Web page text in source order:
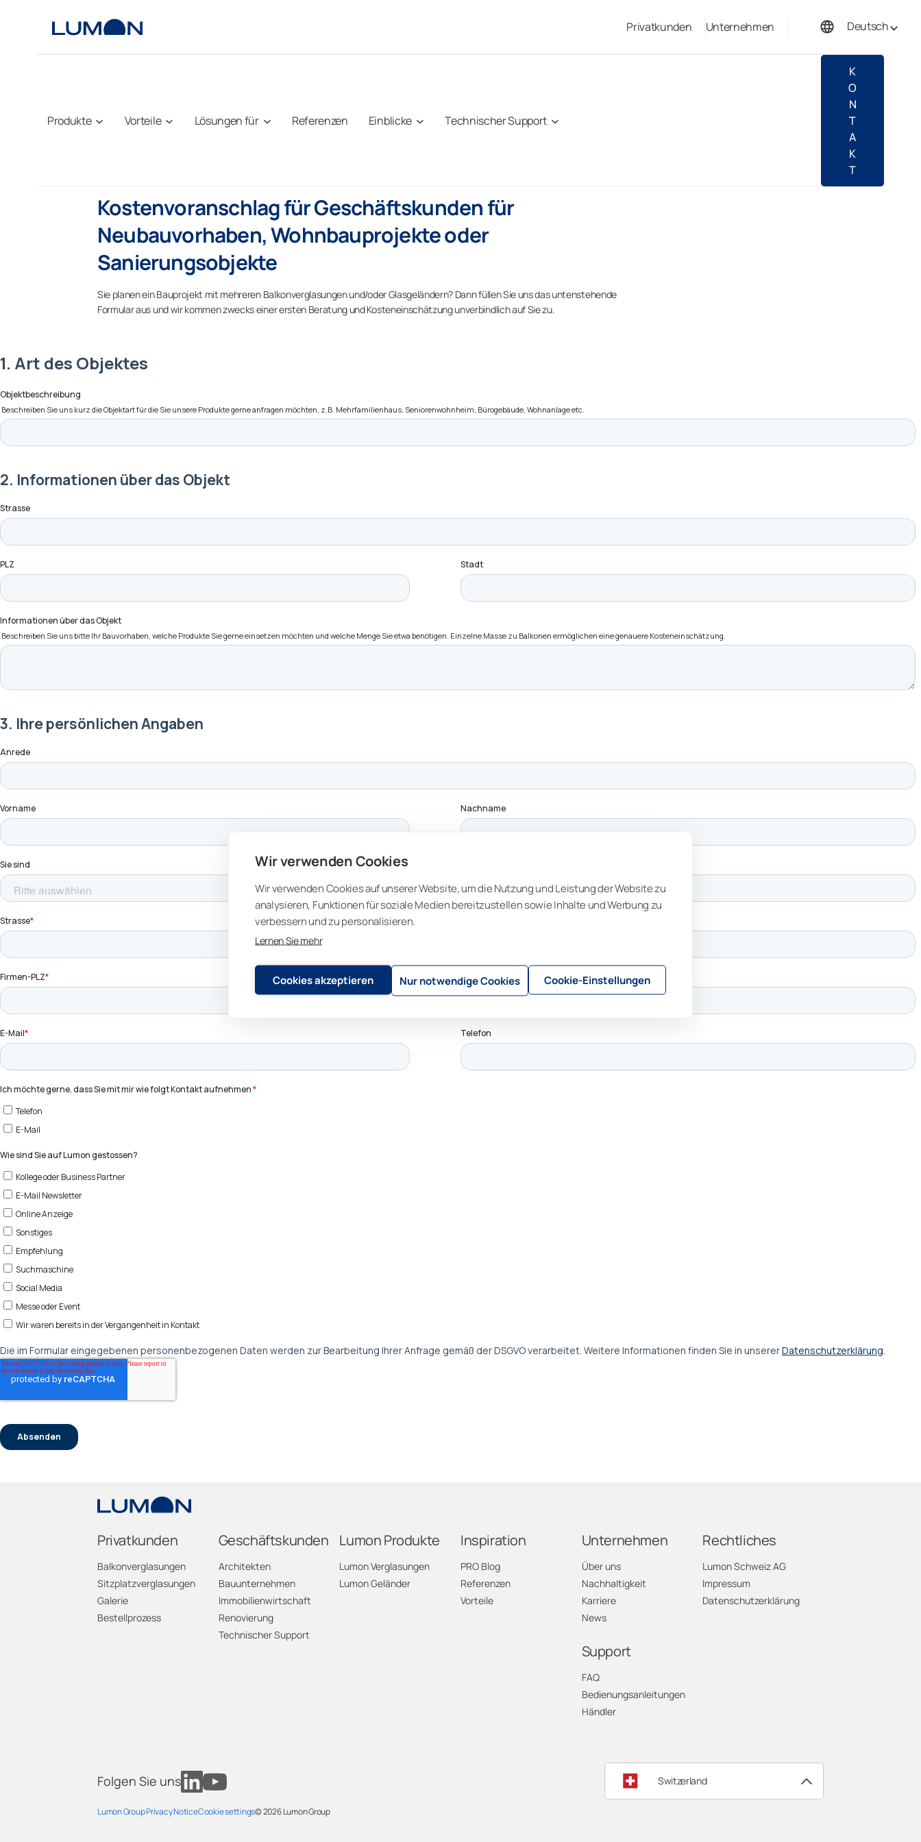
Wir verwenden Cookies
Wir verwenden Cookies auf unserer Website, um die Nutzung und Leistung der Website zu
analysieren, Funktionen für soziale Medien bereitzustellen sowie Inhalte und Werbung zu
verbessern und zu personalisieren.
Lernen Sie mehr
Cookies akzeptieren Nur notwendige Cookies Cookie-Einstellungen
Privatkunden Unternehmen
Deutsch
Produkte Vorteile Lösungen für Referenzen Einblicke Technischer Support
K
O
N
T
A
K
T
Kostenvoranschlag für Geschäftskunden für
Neubauvorhaben, Wohnbauprojekte oder
Sanierungsobjekte
Sie planen ein Bauprojekt mit mehreren Balkonverglasungen und/oder Glasgeländern? Dann füllen Sie uns das untenstehende
Formular aus und wir kommen zwecks einer ersten Beratung und Kosteneinschätzung unverbindlich auf Sie zu.
Privatkunden
Balkonverglasungen
Sitzplatzverglasungen
Galerie
Bestellprozess
Geschäftskunden
Architekten
Bauunternehmen
Immobilienwirtschaft
Renovierung
Technischer Support
Lumon Produkte
Lumon Verglasungen
Lumon Geländer
Inspiration
PRO Blog
Referenzen
Vorteile
Unternehmen
Über uns
Nachhaltigkeit
Karriere
News
Support
FAQ
Bedienungsanleitungen
Händler
Rechtliches
Lumon Schweiz AG
Impressum
Datenschutzerklärung
Folgen Sie uns Switzerland
Lumon Group Privacy NoticeCookie settings© 2026Lumon Group